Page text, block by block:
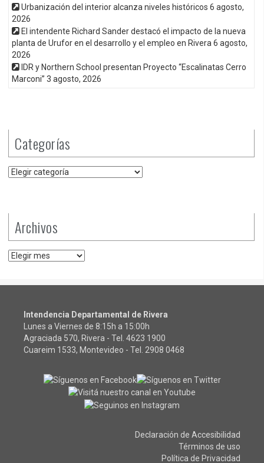
Urbanización del interior alcanza niveles históricos 6 agosto,
2026
El intendente Richard Sander destacó el impacto de la nueva
planta de Urufor en el desarrollo y el empleo en Rivera 6 agosto,
2026
IDR y Northern School presentan Proyecto “Escalinatas Cerro
Marconi” 3 agosto, 2026
Categorías
Categorías
Archivos
Archivos
Intendencia Departamental de Rivera
Lunes a Viernes de 8:15h a 15:00h
Agraciada 570, Rivera - Tel. 4623 1900
Cuareim 1533, Montevideo - Tel. 2908 0468
Declaración de Accesibilidad
Términos de uso
Política de Privacidad